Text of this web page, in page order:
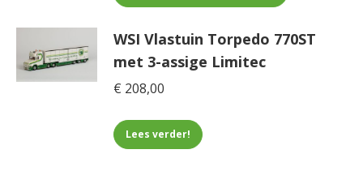
WSI Vlastuin Torpedo 770ST
met 3-assige Limitec
€ 208,00
Lees verder!